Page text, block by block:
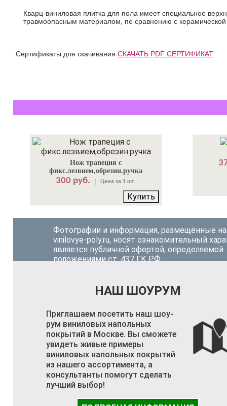
Кварц-виниловая плитка для пола имеет специальное
травмоопасным материалом, по сравнению с
Сертификаты для скачивания СКАЧАТЬ PDF СЕРТИФИКАТ
Нож трапеция с
фикс.лезвием,обрезин.ручка
300 руб. Цена за 1 шт.
Купить
Фотографии и информация, размещённые на
vinilovye-poly.ru, носят ознакомительный
является публичной офертой, определяемой
положениями ст. 437 ГК РФ.
НАШ ШОУРУМ
Приглашаем посетить наш шоу-
рум виниловых напольных
покрытий в Москве. Вы сможете
увидеть живые примеры
виниловых напольных покрытий
из нашего ассортимента, а
консультанты помогут сделать
лучший выбор!